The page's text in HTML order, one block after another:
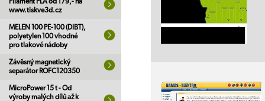
www.tiskve3d.cz
MELEN 100 PE-100 (DIBT),
polyetylen 100 vhodné
pro tlakové nádoby
Závěsný magnetický
separátor ROFC120350
MicroPower 15 t - Od
výroby malých dílů až k